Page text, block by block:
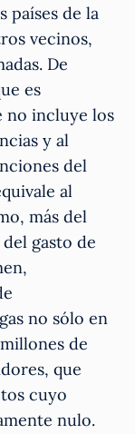
países de la
vecinos,
De
es
no incluye los
y al
del
al
más del
gasto de
no sólo en
de
que
cuyo
nulo.